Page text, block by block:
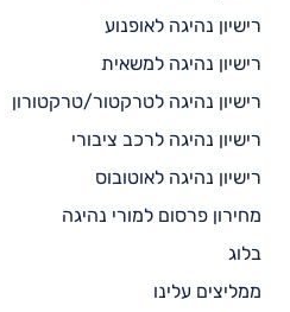
רישיון נהיגה לאופנוע
רישיון נהיגה למשאית
רישיון נהיגה לטרקטור/טרקטורון
רישיון נהיגה לרכב ציבורי
רישיון נהיגה לאוטובוס
מחירון פרסום למורי נהיגה
בלוג
ממליצים עלינו